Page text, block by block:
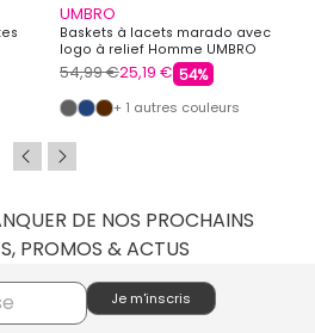
UMBRO
Baskets à lacets marado avec
logo à relief Homme UMBRO
54,99 €25,19 € 54%
+ 1 autres couleurs
DE NOS PROCHAINS
PROMOS & ACTUS